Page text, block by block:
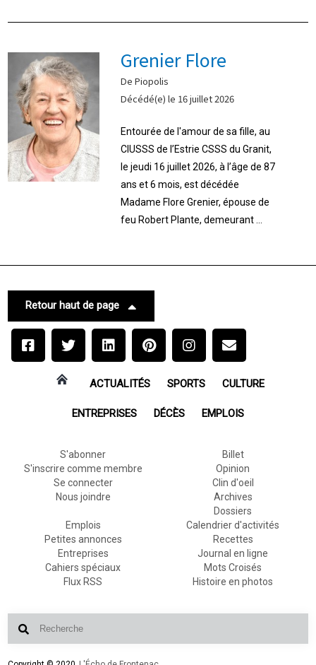
Grenier Flore
De Piopolis
Décédé(e) le 16 juillet 2026
Entourée de l'amour de sa fille, au
CIUSSS de l’Estrie CSSS du Granit,
le jeudi 16 juillet 2026, à l’âge de 87
ans et 6 mois, est décédée
Madame Flore Grenier, épouse de
feu Robert Plante, demeurant ...
Retour haut de page
ACTUALITÉS SPORTS CULTURE
ENTREPRISES DÉCÈS EMPLOIS
S'abonner
S'inscrire comme membre
Se connecter
Nous joindre
Billet
Opinion
Clin d'oeil
Archives
Dossiers
Emplois
Petites annonces
Entreprises
Cahiers spéciaux
Flux RSS
Calendrier d'activités
Recettes
Journal en ligne
Mots Croisés
Histoire en photos